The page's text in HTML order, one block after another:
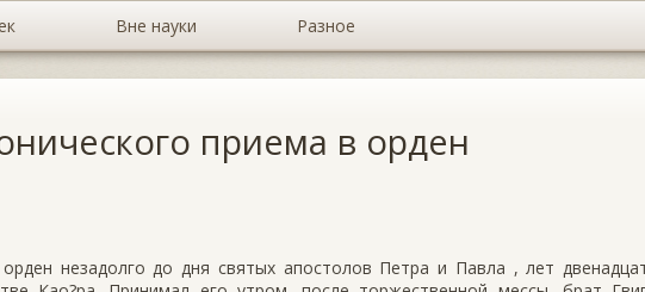
Вне науки Разное
приема в орден
незадолго до дня святых апостолов Петра и Павла , лет